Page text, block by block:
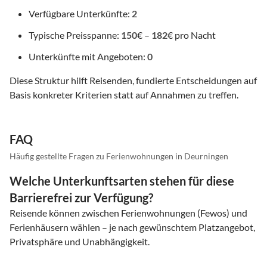
Verfügbare Unterkünfte: 2
Typische Preisspanne: 150€ – 182€ pro Nacht
Unterkünfte mit Angeboten: 0
Diese Struktur hilft Reisenden, fundierte Entscheidungen auf
Basis konkreter Kriterien statt auf Annahmen zu treffen.
FAQ
Häufig gestellte Fragen zu Ferienwohnungen in Deurningen
Welche Unterkunftsarten stehen für diese
Barrierefrei zur Verfügung?
Reisende können zwischen Ferienwohnungen (Fewos) und
Ferienhäusern wählen – je nach gewünschtem Platzangebot,
Privatsphäre und Unabhängigkeit.